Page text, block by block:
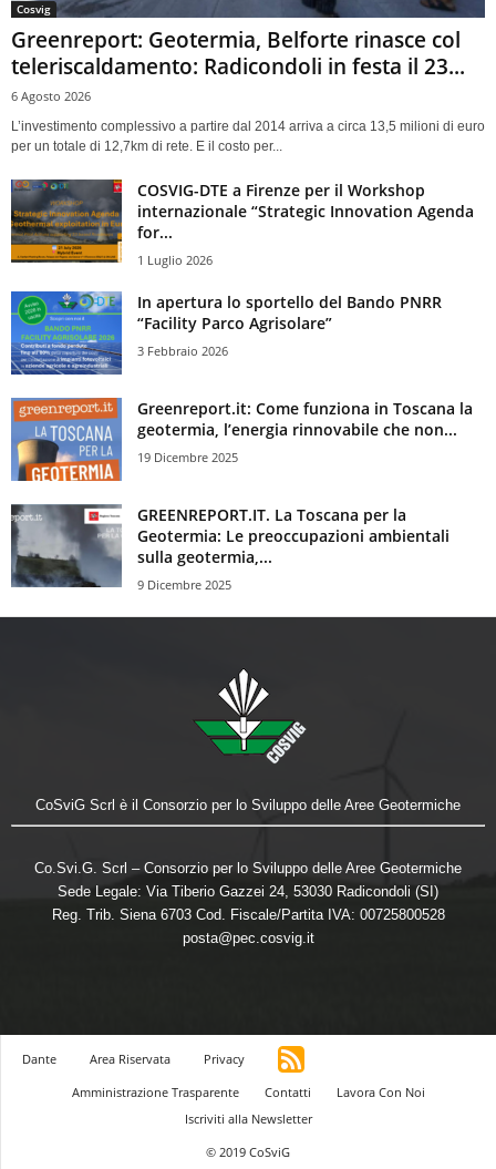
Cosvig
Greenreport: Geotermia, Belforte rinasce col
teleriscaldamento: Radicondoli in festa il 23...
6 Agosto 2026
L’investimento complessivo a partire dal 2014 arriva a circa 13,5 milioni di euro
per un totale di 12,7km di rete. E il costo per...
COSVIG-DTE a Firenze per il Workshop
internazionale “Strategic Innovation Agenda
for...
1 Luglio 2026
In apertura lo sportello del Bando PNRR
“Facility Parco Agrisolare”
3 Febbraio 2026
Greenreport.it: Come funziona in Toscana la
geotermia, l’energia rinnovabile che non...
19 Dicembre 2025
GREENREPORT.IT. La Toscana per la
Geotermia: Le preoccupazioni ambientali
sulla geotermia,...
9 Dicembre 2025
CoSviG Scrl è il Consorzio per lo Sviluppo delle Aree Geotermiche
Co.Svi.G. Scrl – Consorzio per lo Sviluppo delle Aree Geotermiche
Sede Legale: Via Tiberio Gazzei 24, 53030 Radicondoli (SI)
Reg. Trib. Siena 6703 Cod. Fiscale/Partita IVA: 00725800528
posta@pec.cosvig.it
Dante Area Riservata
Privacy
Amministrazione Trasparente
Contatti
Lavora Con Noi
Iscriviti alla Newsletter
© 2019 CoSviG